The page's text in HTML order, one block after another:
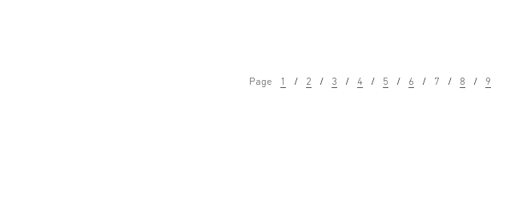
Page 1 2 3 4 5 6 7 8 9